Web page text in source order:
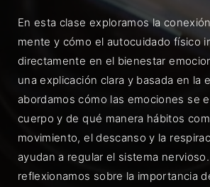
En esta clase exploramos la
mente y cómo el autocuidado físico
directamente en el bienestar
una explicación clara y basada en la
abordamos cómo las emociones se
cuerpo y de qué manera hábitos
movimiento, el descanso y la
ayudan a regular el sistema
reflexionamos sobre la importancia